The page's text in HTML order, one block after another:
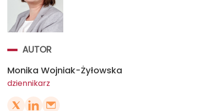
AUTOR
Monika Wojniak-Żyłowska
dziennikarz